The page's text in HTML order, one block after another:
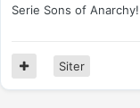
Serie Sons of Anarchy!
Siter